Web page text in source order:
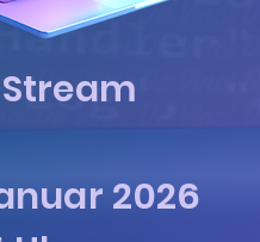
2026